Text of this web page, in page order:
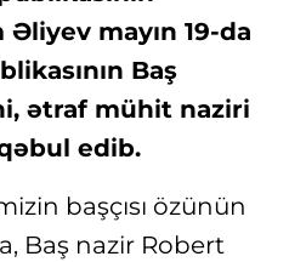
mayın 19-da
Baş
ətraf mühit naziri
edib.
başçısı özünün
Baş nazir Robert